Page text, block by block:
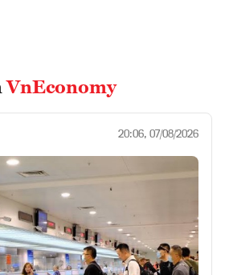
VnEconomy
20:06, 07/08/2026